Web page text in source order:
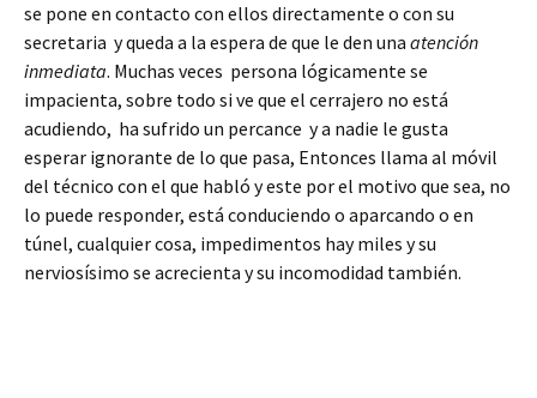
se pone en contacto con ellos directamente o con su
secretaria y queda a la espera de que le den una atención
inmediata. Muchas veces persona lógicamente se
impacienta, sobre todo si ve que el cerrajero no está
acudiendo, ha sufrido un percance y a nadie le gusta
esperar ignorante de lo que pasa, Entonces llama al móvil
del técnico con el que habló y este por el motivo que sea, no
lo puede responder, está conduciendo o aparcando o en
túnel, cualquier cosa, impedimentos hay miles y su
nerviosísimo se acrecienta y su incomodidad también.